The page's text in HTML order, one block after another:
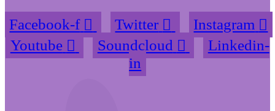
Facebook-f Twitter
Instagram
Youtube
Soundcloud
Linkedin-
in